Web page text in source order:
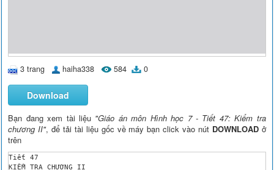
3 trang haiha338 584 0
Download
Bạn đang xem tài liệu "Giáo án môn Hình học 7 - Tiết 47: Kiểm tra
chương II", để tải tài liệu gốc về máy bạn click vào nút DOWNLOADở
trên
Tiết 47
KIỂM TRA CHƯƠNG II